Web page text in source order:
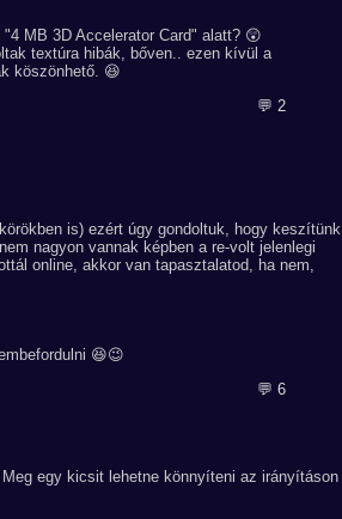
MB 3D Accelerator Card" alatt? 😲
textúra hibák, bőven.. ezen kívül a
köszönhető. 😆
💬 2
is) ezért úgy gondoltuk, hogy keszítünk
nagyon vannak képben a re-volt jelenlegi
online, akkor van tapasztalatod, ha nem,
😆😉
💬 6
egy kicsit lehetne könnyíteni az irányításon